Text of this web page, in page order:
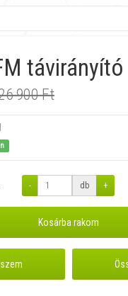
900 Ft
- db +
Kosárba rakom